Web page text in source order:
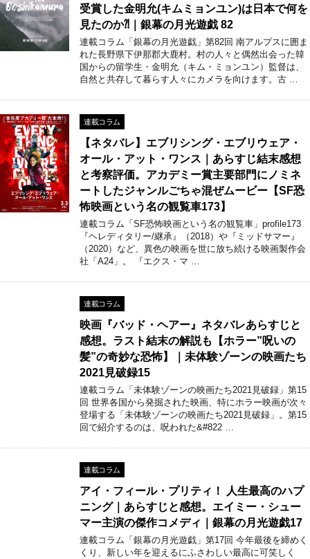
受賞した金明允(キムミョンユン)は日本で何を
見たのか⁈｜銀幕の月光遊戯 82
連載コラム「銀幕の月光遊戯」第82回 南アルプスに囲ま
れた長野県下伊那郡大鹿村。村の人々と偶然出会った韓
国からの留学生・金明允（キム・ミョンユン）監督は、
自然と共存して暮らす人々にカメラを向けます。古 …
連載コラム
【ネタバレ】エブリシング・エブリウェア・
オール・アット・ワンス｜あらすじ結末感想
と考察評価。アカデミー賞主要部門にノミネ
ートしたジャンルごちゃ混ぜムービー【SF恐
怖映画という名の観覧車173】
連載コラム「SF恐怖映画という名の観覧車」profile173
『ヘレディタリー/継承』（2018）や『ミッドサマー』
（2020）など、異色の映画を世に放ち続ける映画製作会
社「A24」。 『エクス・マ …
連載コラム
映画『バッド・ヘアー』ネタバレあらすじと
感想。ラスト結末の解説も【ホラー”呪いの
髪”の奇妙な恐怖】｜未体験ゾーンの映画たち
2021見破録15
連載コラム「未体験ゾーンの映画たち2021見破録」第15
回 世界各国から発掘された映画、特にホラー映画が次々
登場する「未体験ゾーンの映画たち2021見破録」。第15
回で紹介するのは、呪われた&#822 …
連載コラム
アイ・フィール・プリティ！ 人生最高のハプ
ニング｜あらすじと感想。エイミー・シュー
マー主演の傑作コメディ｜銀幕の月光遊戯17
連載コラム「銀幕の月光遊戯」第17回 今年最後を締めく
くり、新しい年を迎えるにふさわしい最高に可笑しく